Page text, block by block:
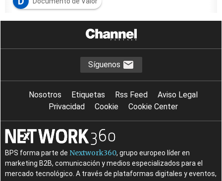
Síguenos
Nosotros Etiquetas Rss Feed
Aviso Legal
Privacidad
Cookie Cookie Center
BPS forma parte de Nextwork360, grupo europeo líder en
marketing B2B, comunicación y medios especializados para el
mercado tecnológico. A través de plataformas digitales y eventos,